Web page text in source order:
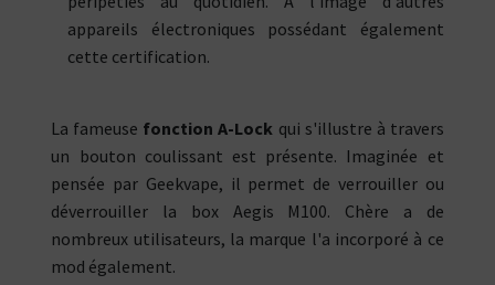
appareils électroniques possédant également
cette certification.
La fameuse fonction A-Lock qui s'illustre à travers
un bouton coulissant est présente. Imaginée et
pensée par Geekvape, il permet de verrouiller ou
déverrouiller la box Aegis M100. Chère a de
nombreux utilisateurs, la marque l'a incorporé à ce
mod également.